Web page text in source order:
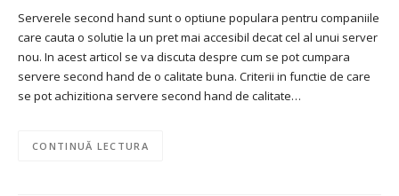
Serverele second hand sunt o optiune populara pentru companiile
care cauta o solutie la un pret mai accesibil decat cel al unui server
nou. In acest articol se va discuta despre cum se pot cumpara
servere second hand de o calitate buna. Criterii in functie de care
se pot achizitiona servere second hand de calitate…
CONTINUĂ LECTURA